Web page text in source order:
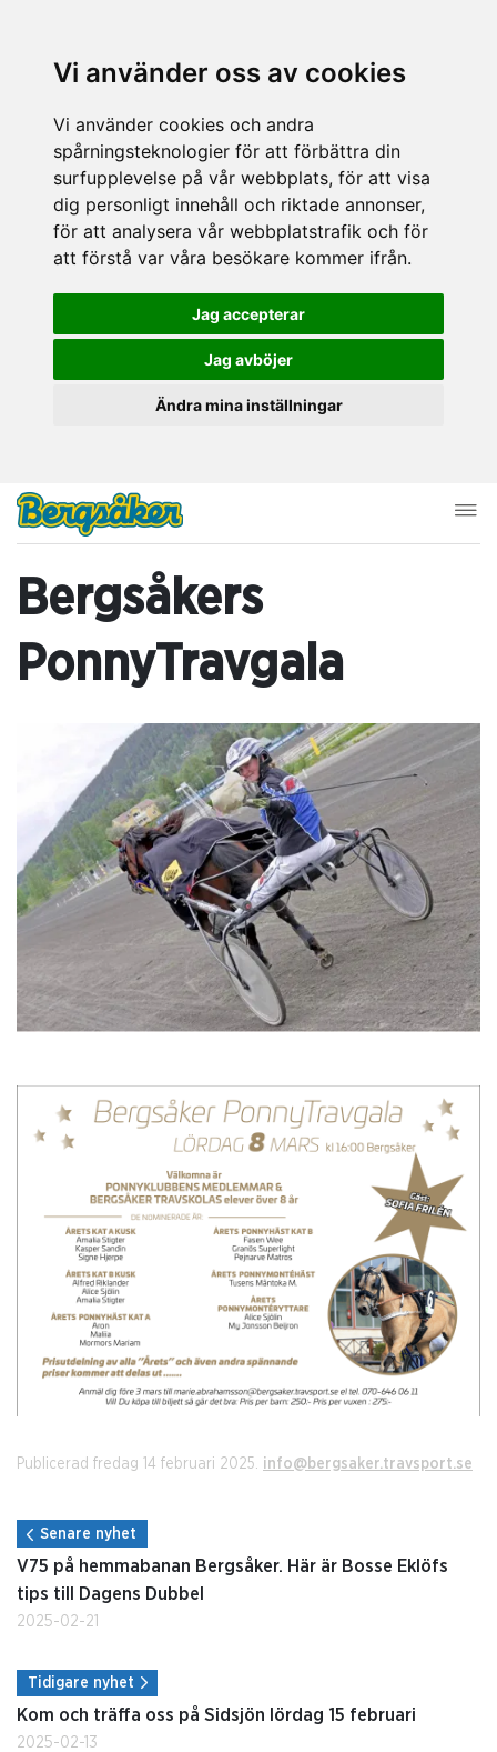
Vi använder oss av cookies
Vi använder cookies och andra
spårningsteknologier för att förbättra din
surfupplevelse på vår webbplats, för att visa
dig personligt innehåll och riktade annonser,
för att analysera vår webbplatstrafik och för
att förstå var våra besökare kommer ifrån.
Jag accepterar
Jag avböjer
Ändra mina inställningar
Bergsåkers
PonnyTravgala
Publicerad fredag 14 februari 2025. info@bergsaker.travsport.se
Senare nyhet
V75 på hemmabanan Bergsåker. Här är Bosse Eklöfs
tips till Dagens Dubbel
2025-02-21
Tidigare nyhet
Kom och träffa oss på Sidsjön lördag 15 februari
2025-02-13